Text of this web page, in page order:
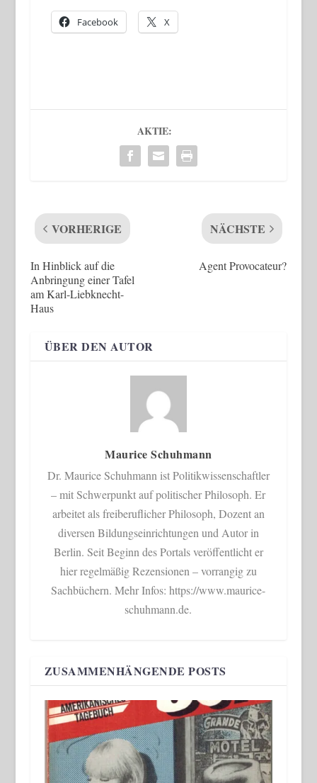
Facebook X
AKTIE:
VORHERIGE
In Hinblick auf die
Anbringung einer Tafel
am Karl-Liebknecht-
Haus
NÄCHSTE
Agent Provocateur?
ÜBER DEN AUTOR
Maurice Schuhmann
Dr. Maurice Schuhmann ist Politikwissenschaftler
– mit Schwerpunkt auf politischer Philosoph. Er
arbeitet als freiberuflicher Philosoph, Dozent an
diversen Bildungseinrichtungen und Autor in
Berlin. Seit Beginn des Portals veröffentlicht er
hier regelmäßig Rezensionen – vorrangig zu
Sachbüchern. Mehr Infos: https://www.maurice-
schuhmann.de.
ZUSAMMENHÄNGENDE POSTS